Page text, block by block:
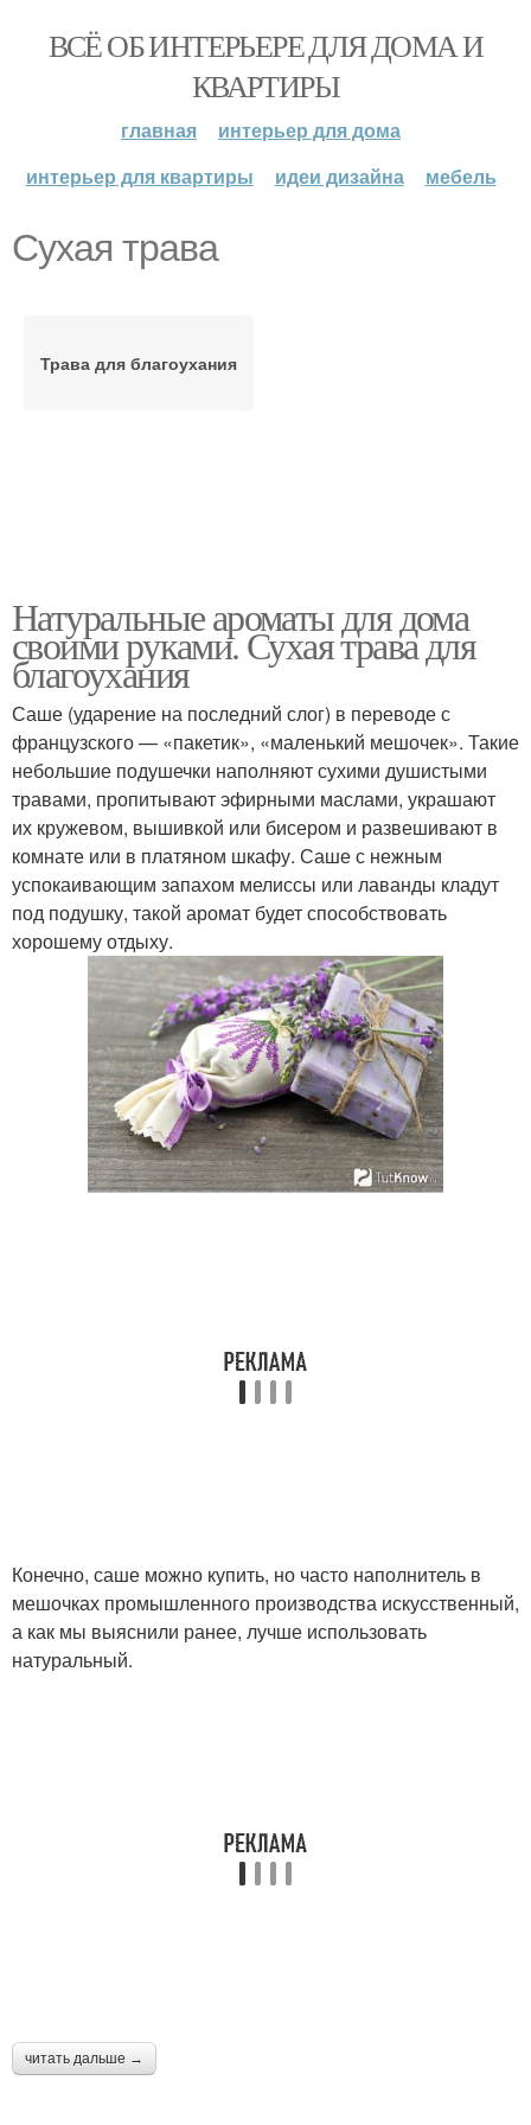
ВСЁ ОБ ИНТЕРЬЕРЕ ДЛЯ ДОМА И
КВАРТИРЫ
главная
интерьер для дома
интерьер для квартиры
идеи дизайна мебель
Сухая трава
Трава для благоухания
Натуральные ароматы для дома
своими руками. Сухая трава для
благоухания
Саше (ударение на последний слог) в переводе с
французского — «пакетик», «маленький мешочек». Такие
небольшие подушечки наполняют сухими душистыми
травами, пропитывают эфирными маслами, украшают
их кружевом, вышивкой или бисером и развешивают в
комнате или в платяном шкафу. Саше с нежным
успокаивающим запахом мелиссы или лаванды кладут
под подушку, такой аромат будет способствовать
хорошему отдыху.
Конечно, саше можно купить, но часто наполнитель в
мешочках промышленного производства искусственный,
а как мы выяснили ранее, лучше использовать
натуральный.
читать дальше →